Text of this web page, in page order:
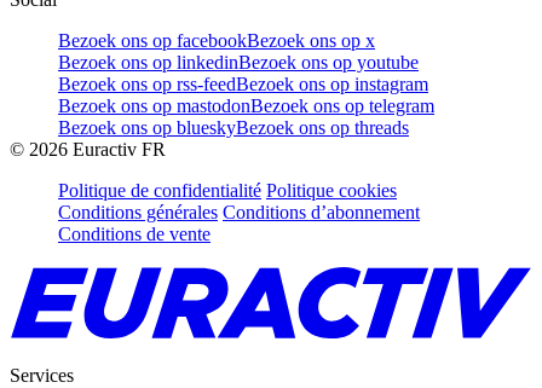
Bezoek ons op facebookBezoek ons op x
Bezoek ons op linkedinBezoek ons op youtube
Bezoek ons op rss-feedBezoek ons op instagram
Bezoek ons op mastodonBezoek ons op telegram
Bezoek ons op blueskyBezoek ons op threads
© 2026 Euractiv FR
Politique de confidentialité Politique cookies
Conditions générales Conditions d’abonnement
Conditions de vente
Services